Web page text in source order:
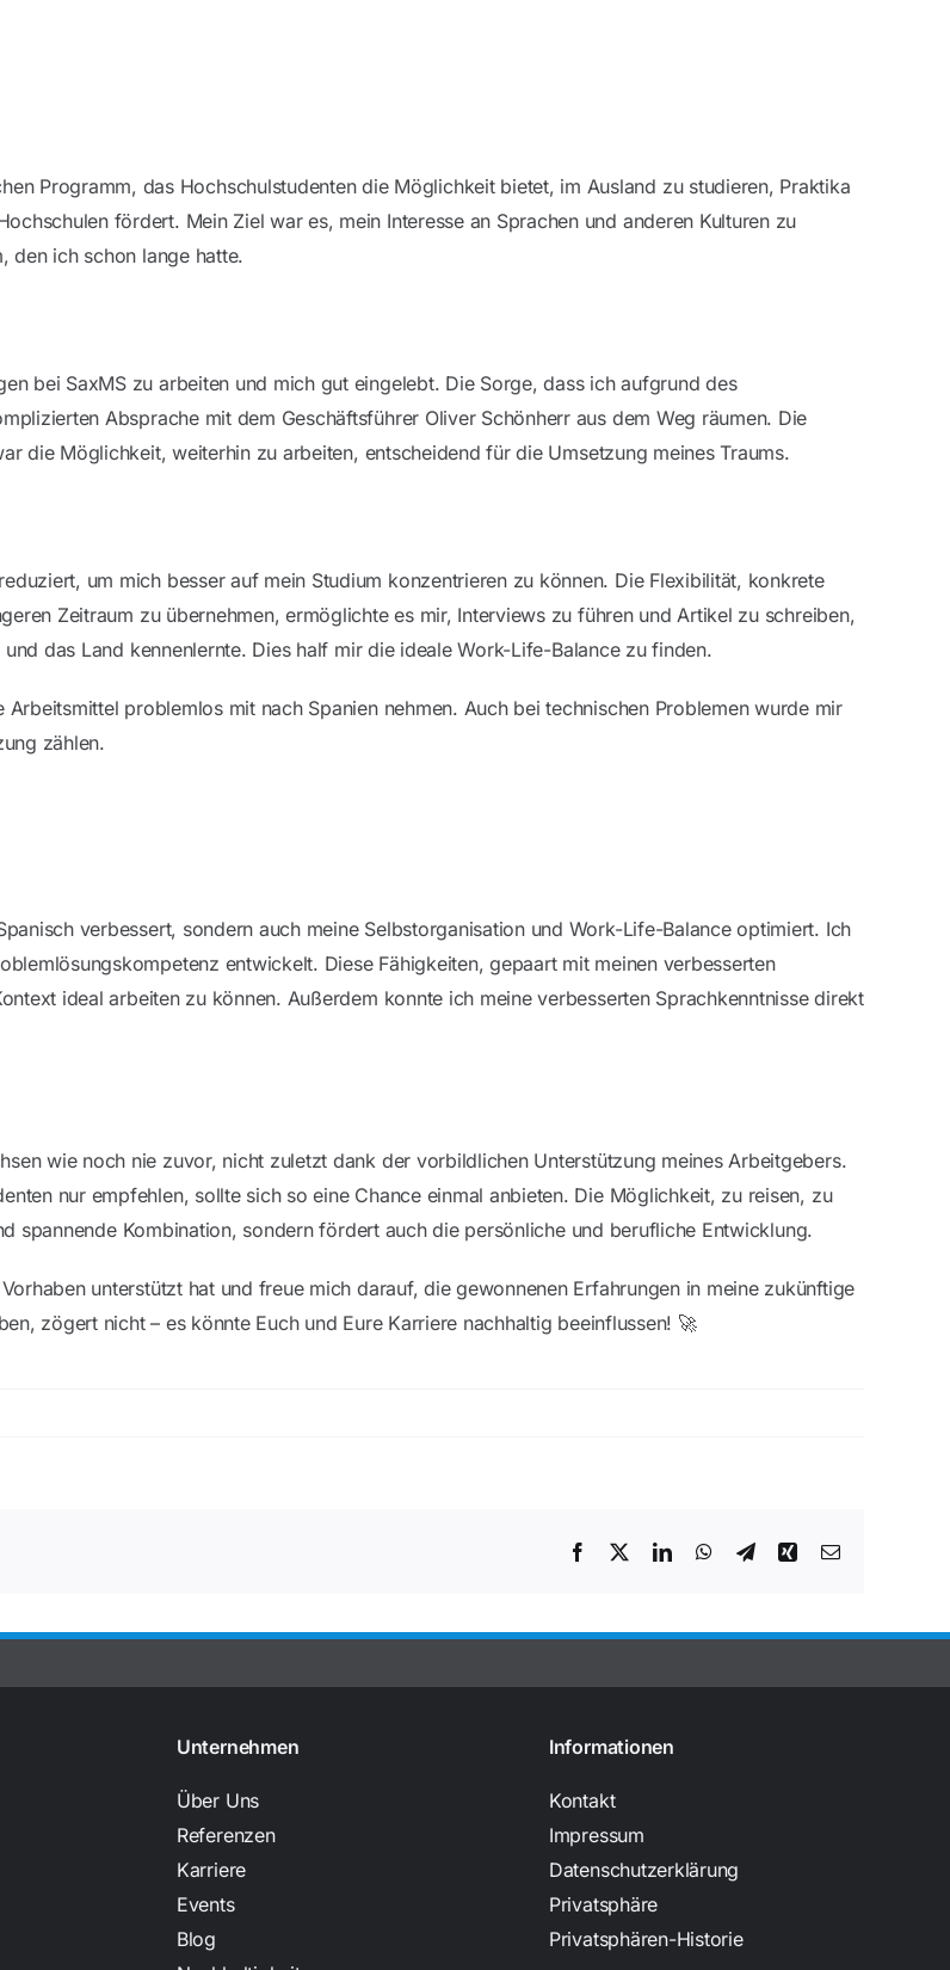
Programm, das Hochschulstudenten die Möglichkeit bietet, im Ausland zu studieren, Praktika
fördert. Mein Ziel war es, mein Interesse an Sprachen und anderen Kulturen zu
den ich schon lange hatte.
bei SaxMS zu arbeiten und mich gut eingelebt. Die Sorge, dass ich aufgrund des
Absprache mit dem Geschäftsführer Oliver Schönherr aus dem Weg räumen. Die
die Möglichkeit, weiterhin zu arbeiten, entscheidend für die Umsetzung meines Traums.
um mich besser auf mein Studium konzentrieren zu können. Die Flexibilität, konkrete
Zeitraum zu übernehmen, ermöglichte es mir, Interviews zu führen und Artikel zu schreiben,
das Land kennenlernte. Dies half mir die ideale Work-Life-Balance zu finden.
problemlos mit nach Spanien nehmen. Auch bei technischen Problemen wurde mir
zählen.
verbessert, sondern auch meine Selbstorganisation und Work-Life-Balance optimiert. Ich
entwickelt. Diese Fähigkeiten, gepaart mit meinen verbesserten
ideal arbeiten zu können. Außerdem konnte ich meine verbesserten Sprachkenntnisse direkt
wie noch nie zuvor, nicht zuletzt dank der vorbildlichen Unterstützung meines Arbeitgebers.
nur empfehlen, sollte sich so eine Chance einmal anbieten. Die Möglichkeit, zu reisen, zu
spannende Kombination, sondern fördert auch die persönliche und berufliche Entwicklung.
unterstützt hat und freue mich darauf, die gewonnenen Erfahrungen in meine zukünftige
zögert nicht – es könnte Euch und Eure Karriere nachhaltig beeinflussen! 🚀
FacebookTwitterLinkedInWhatsAppTelegram
Xing E-
Unternehmen
Über Uns
Referenzen
Karriere
Events
Blog
Informationen
Kontakt
Impressum
Datenschutzerklärung
Privatsphäre
Privatsphären-Historie